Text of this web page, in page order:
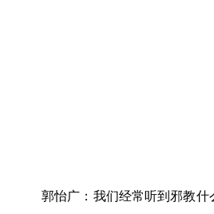
郭怡广：我们经常听到邪教